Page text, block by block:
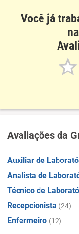
Você já
Avaliações da
Auxiliar de
Analista de
Técnico de
Recepcionista (24)
Enfermeiro (12)